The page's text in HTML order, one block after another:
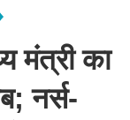
मंत्री का
नर्स-